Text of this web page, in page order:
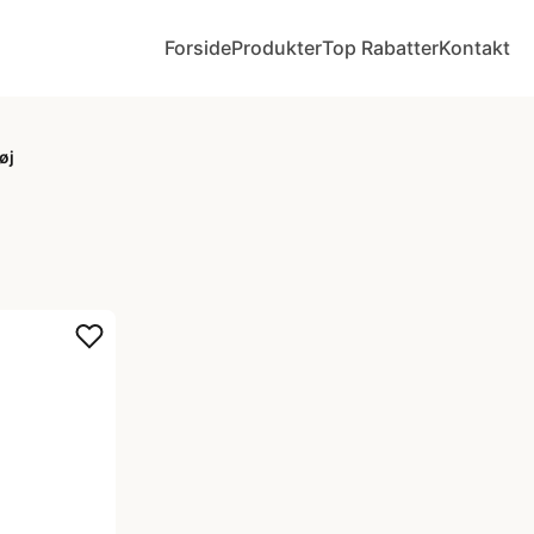
ForsideProdukterTop RabatterKontakt